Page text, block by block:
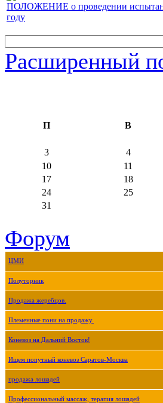
ПОЛОЖЕНИЕ о проведении
году
Расширенный
П В
3 4
10
11
17
18
24
25
31
Форум
ЦМИ
Полуторник
Продажа жеребцов.
Племенные пони на продажу.
Коневоз на Дальний Восток!
Ищем попутный коневоз Саратов-Москва
продажа лошадей
Профессиональный массаж, терапия лошадей